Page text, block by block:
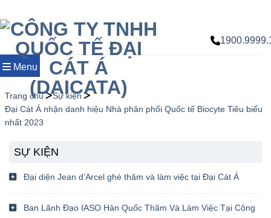
đến
nội
dung
Menu
Trang chủ
Sự kiện
Đại Cát Á nhận danh hiệu Nhà phân phối Quốc tế Biocyte Tiêu biểu
nhất 2023
SỰ KIỆN
Đại diện Jean d’Arcel ghé thăm và làm việc tại Đại Cát Á
Ban Lãnh Đạo IASO Hàn Quốc Thăm Và Làm Việc Tại Công